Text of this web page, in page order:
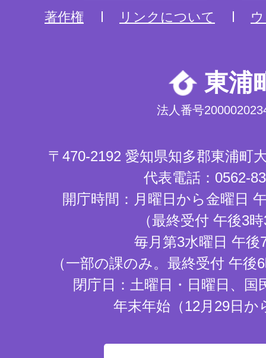
著作権
リンクについて
東浦
法人番号
〒470-2192 愛知県知多郡東浦町
代表電話：0562-
開庁時間：月曜日から金曜日
（最終受付 午後3
毎月第3水曜日 午後
（一部の課のみ。最終受付 午
閉庁日：土曜日・日曜日、国
年末年始（12月29日か